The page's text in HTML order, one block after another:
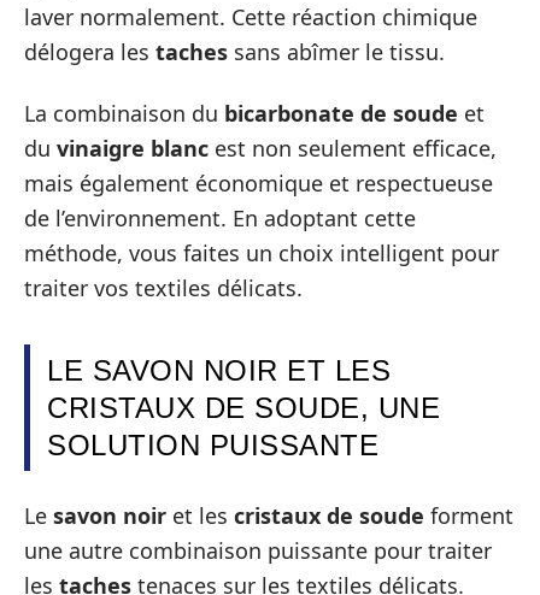
laver normalement. Cette réaction chimique
délogera les taches sans abîmer le tissu.
La combinaison du bicarbonate de soude et
du vinaigre blanc est non seulement efficace,
mais également économique et respectueuse
de l’environnement. En adoptant cette
méthode, vous faites un choix intelligent pour
traiter vos textiles délicats.
LE SAVON NOIR ET LES
CRISTAUX DE SOUDE, UNE
SOLUTION PUISSANTE
Le savon noir et les cristaux de soude forment
une autre combinaison puissante pour traiter
les taches tenaces sur les textiles délicats.